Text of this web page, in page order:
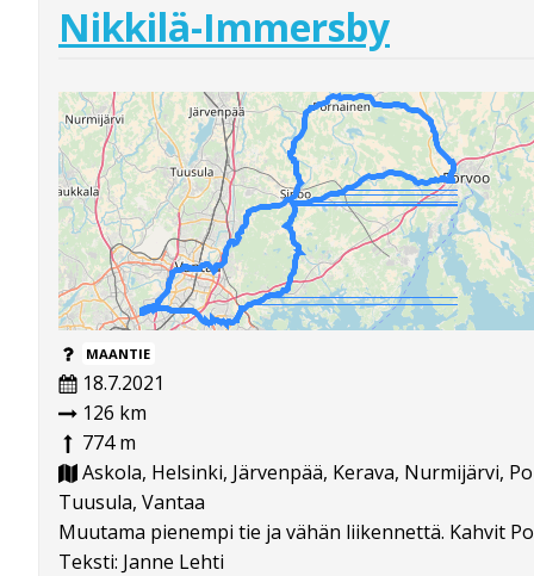
Nikkilä-Immersby
MAANTIE
18.7.2021
126 km
774 m
Askola, Helsinki, Järvenpää, Kerava, Nurmijärvi,
Tuusula, Vantaa
Muutama pienempi tie ja vähän liikennettä. Kahvit
Teksti: Janne Lehti